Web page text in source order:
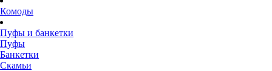
Комоды
Пуфы и банкетки
Пуфы
Банкетки
Скамьи